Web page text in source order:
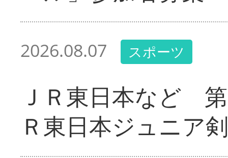
2026.08.07 スポーツ
ＪＲ東日本など
Ｒ東日本ジュニア